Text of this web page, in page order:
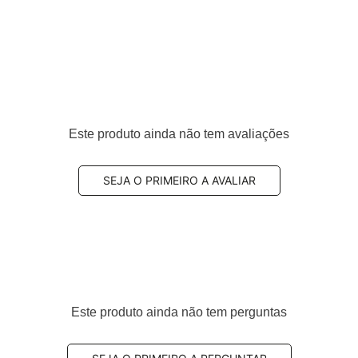
redução significativa de fuligem
Este produto ainda não tem avaliações
SEJA O PRIMEIRO A AVALIAR
Este produto ainda não tem perguntas